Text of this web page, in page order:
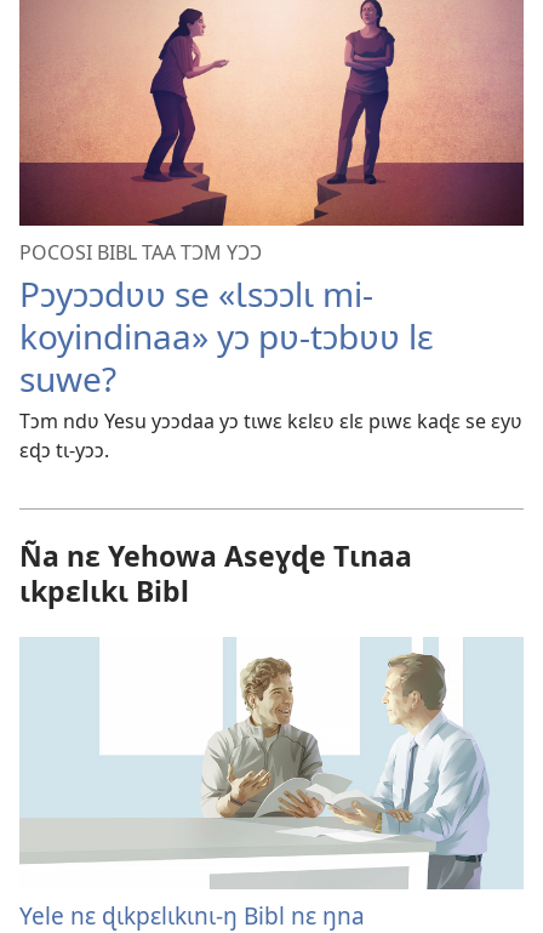
POCOSI BIBL TAA TƆM YƆƆ
Pɔyɔɔdʋʋ se «Ɩsɔɔlɩ mi-
koyindinaa» yɔ pʋ-tɔbʋʋ lɛ
suwe?
Tɔm ndʋ Yesu yɔɔdaa yɔ tɩwɛ kɛlɛʋ ɛlɛ pɩwɛ kaɖɛ se ɛyʋ
ɛɖɔ tɩ-yɔɔ.
Ña nɛ Yehowa Aseɣɖe Tɩnaa
ɩkpɛlɩkɩ Bibl
Yele nɛ ɖɩkpɛlɩkɩnɩ-ŋ Bibl nɛ ŋna